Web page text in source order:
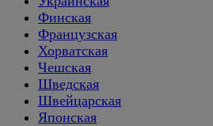
Финская
Французская
Хорватская
Чешская
Шведская
Швейцарская
Японская